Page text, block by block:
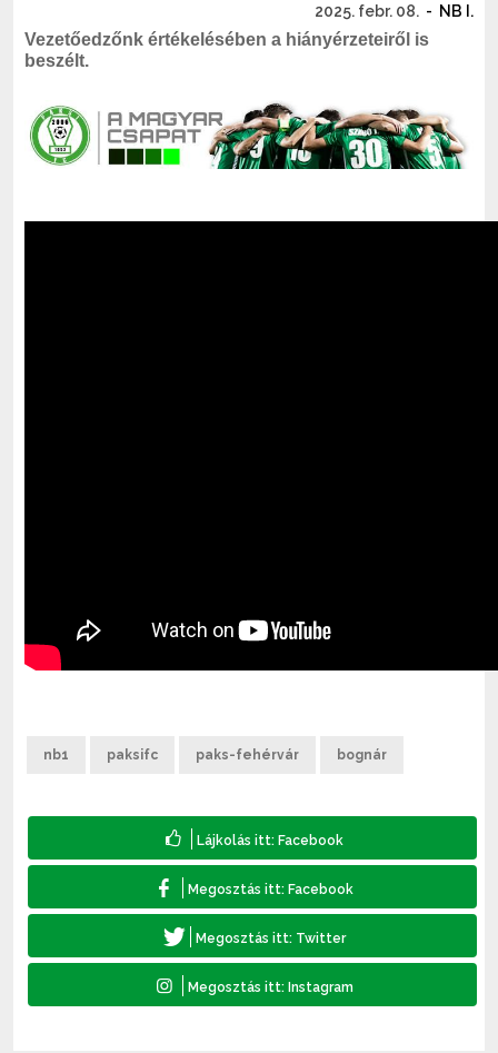
2025. febr. 08. - NB I.
Vezetőedzőnk értékelésében a hiányérzeteiről is
beszélt.
nb1 paksifc paks-fehérvár bognár